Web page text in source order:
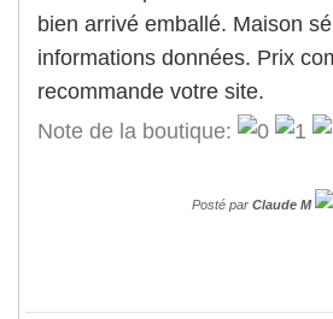
bien arrivé emballé. Maison
informations données. Prix
recommande votre site.
Note de la boutique:
Posté par Claude M